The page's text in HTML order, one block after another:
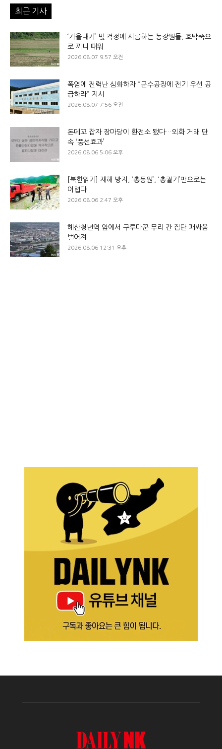
최근 기사
‘가을내기’ 빚 걱정에 시름하는 농장원들, 호박죽으
로 끼니 때워
2026.08.07 9:57 오전
폭염에 전력난 심화하자 “군수공장에 전기 우선 공
급하라” 지시
2026.08.07 7:56 오전
돈데꼬 잡자 장마당이 환전소 됐다…외화 거래 단
속 ‘풍선효과’
2026.08.06 5:06 오후
[북한읽기] 재해 방지, ‘총동원’, ‘총궐기’만으로는
어렵다
2026.08.06 2:47 오후
혜산청년역 앞에서 구루마꾼 무리 간 집단 패싸움
벌어져
2026.08.06 12:31 오후